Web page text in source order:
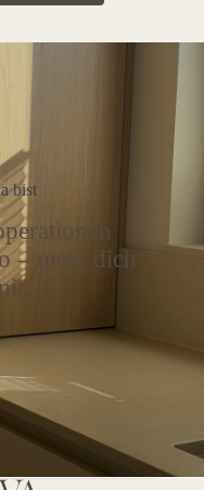
bist
– meld dich